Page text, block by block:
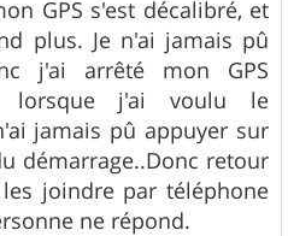
GPS s'est décalibré, et
plus. Je n'ai jamais pû
j'ai arrêté mon GPS
lorsque j'ai voulu le
jamais pû appuyer sur
démarrage..Donc retour
les joindre par téléphone
ne répond.